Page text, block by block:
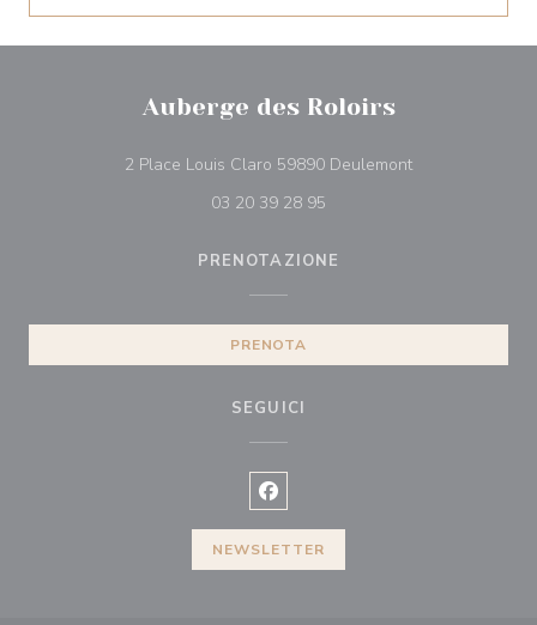
Auberge des Roloirs
2 Place Louis Claro 59890 Deulemont((apre una
03 20 39 28 95
PRENOTAZIONE
PRENOTA
SEGUICI
Facebook ((apre una nuova
NEWSLETTER